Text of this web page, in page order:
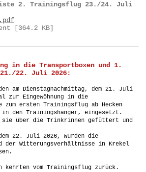
2. Trainingsflug 23./24. Juli
[364.2 KB]
in die Transportboxen und 1.
22. Juli 2026:
am Dienstagnachmittag, dem 21. Juli
zur Eingewöhnung in die
zum ersten Trainingsflug ab Hecken
den Trainingshänger, eingesetzt.
sie über die Trinkrinnen gefüttert und
22. Juli 2026, wurden die
der Witterungsverhältnisse in Krekel
kehrten vom Trainingsflug zurück.